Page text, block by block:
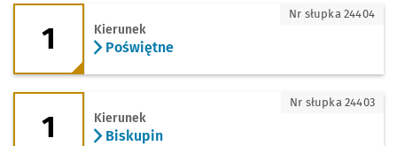
1 - kierunek Poświętne
1 Kierunek
Poświętne
Nr słupka 24404
1 - kierunek Biskupin
1 Kierunek
Biskupin
Nr słupka 24403